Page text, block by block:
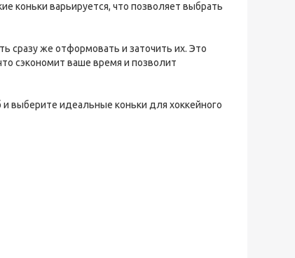
коньки варьируется, что позволяет выбрать
сразу же отформовать и заточить их. Это
сэкономит ваше время и позволит
выберите идеальные коньки для хоккейного